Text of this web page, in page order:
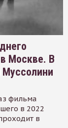
Москве. В
Муссолини
фильма
в 2022
в